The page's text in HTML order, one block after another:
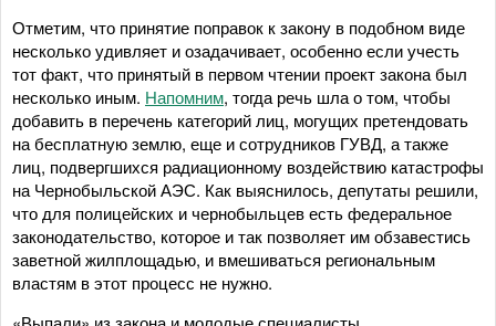
Отметим, что принятие поправок к закону в подобном виде
несколько удивляет и озадачивает, особенно если учесть
тот факт, что принятый в первом чтении проект закона был
несколько иным. Напомним, тогда речь шла о том, чтобы
добавить в перечень категорий лиц, могущих претендовать
на бесплатную землю, еще и сотрудников ГУВД, а также
лиц, подвергшихся радиационному воздействию катастрофы
на Чернобыльской АЭС. Как выяснилось, депутаты решили,
что для полицейских и чернобыльцев есть федеральное
законодательство, которое и так позволяет им обзавестись
заветной жилплощадью, и вмешиваться региональным
властям в этот процесс не нужно.